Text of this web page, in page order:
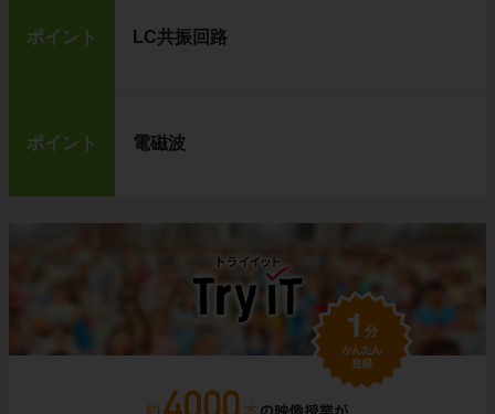
ポイント LC共振回路
ポイント 電磁波